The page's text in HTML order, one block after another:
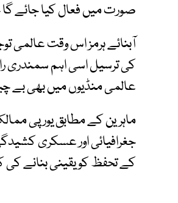
صورت میں فعال کیا جائے
آبنائے ہرمز اس وقت عالمی
کی ترسیل اسی اہم سمندری
عالمی منڈیوں میں بھی بے
ماہرین کے مطابق یورپی
جغرافیائی اور عسکری
کے تحفظ کو یقینی بنانے